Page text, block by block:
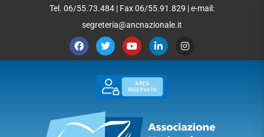
Tel. 06/55.73.484 | Fax 06/55.91.829 | e-mail:
segreteria@ancnazionale.it